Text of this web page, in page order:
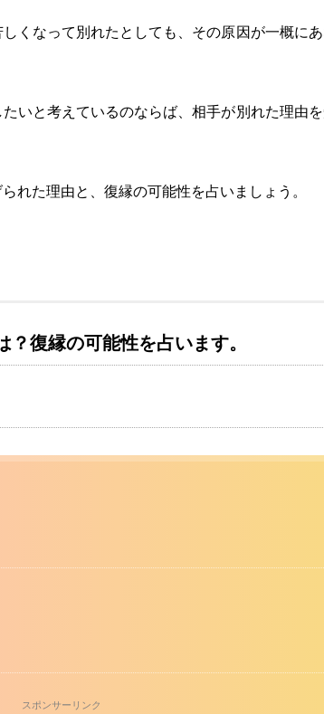
くなって別れたとしても、その原因が一概に
いと考えているのならば、相手が別れた理由
れた理由と、復縁の可能性を占いましょう。
復縁の可能性を占います。
スポンサーリンク